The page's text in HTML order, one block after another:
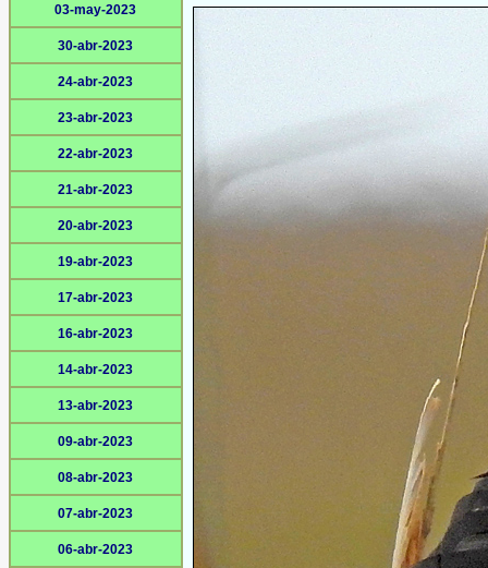
03-may-2023
30-abr-2023
24-abr-2023
23-abr-2023
22-abr-2023
21-abr-2023
20-abr-2023
19-abr-2023
17-abr-2023
16-abr-2023
14-abr-2023
13-abr-2023
09-abr-2023
08-abr-2023
07-abr-2023
06-abr-2023